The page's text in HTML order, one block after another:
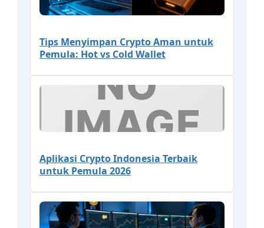
Tips Menyimpan Crypto Aman untuk
Pemula: Hot vs Cold Wallet
Aplikasi Crypto Indonesia Terbaik
untuk Pemula 2026